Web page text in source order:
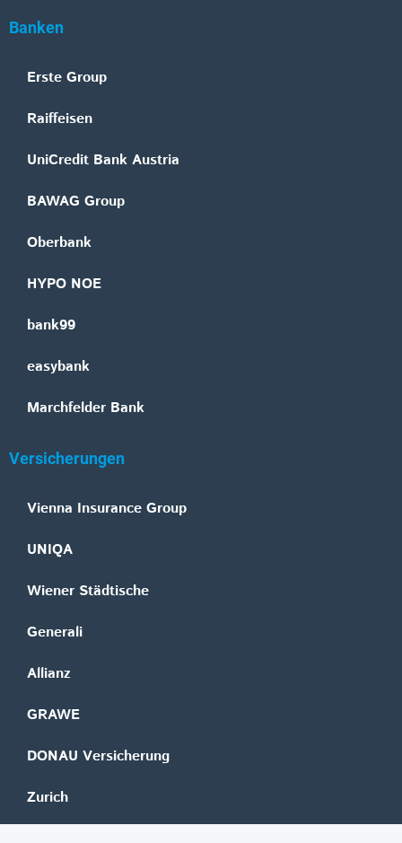
Banken
Erste Group
Raiffeisen
UniCredit Bank Austria
BAWAG Group
Oberbank
HYPO NOE
bank99
easybank
Marchfelder Bank
Versicherungen
Vienna Insurance Group
UNIQA
Wiener Städtische
Generali
Allianz
GRAWE
DONAU Versicherung
Zurich